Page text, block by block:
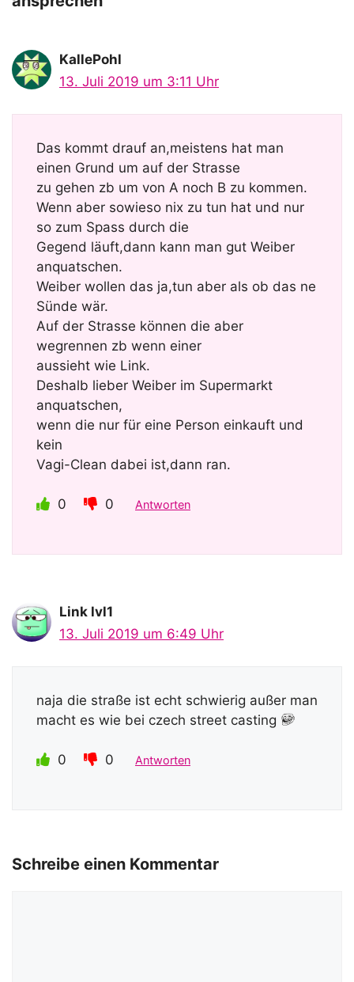
KallePohl
13. Juli 2019 um 3:11 Uhr
Das kommt drauf an,meistens hat man
einen Grund um auf der Strasse
zu gehen zb um von A noch B zu kommen.
Wenn aber sowieso nix zu tun hat und nur
so zum Spass durch die
Gegend läuft,dann kann man gut Weiber
anquatschen.
Weiber wollen das ja,tun aber als ob das ne
Sünde wär.
Auf der Strasse können die aber
wegrennen zb wenn einer
aussieht wie Link.
Deshalb lieber Weiber im Supermarkt
anquatschen,
wenn die nur für eine Person einkauft und
kein
Vagi-Clean dabei ist,dann ran.
0 0 Antworten
Link lvl1
13. Juli 2019 um 6:49 Uhr
naja die straße ist echt schwierig außer man
macht es wie bei czech street casting
0 0 Antworten
Schreibe einen Kommentar